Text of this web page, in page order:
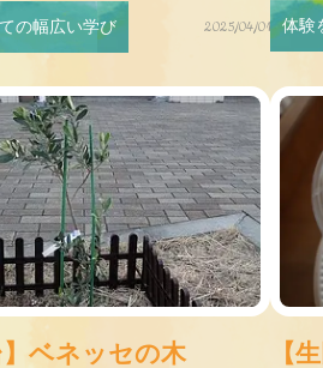
の幅広い学び 2025/04/01 体験
】ベネッセの木 【